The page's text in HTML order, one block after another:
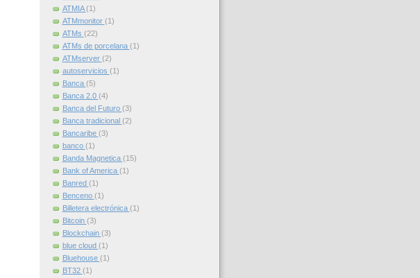
ATMIA(1)
ATMmonitor (1)
ATMs (22)
ATMs de porcelana (1)
ATMserver (2)
autoservicios (1)
Banca (5)
Banca 2.0 (4)
Banca del Futuro (3)
Banca tradicional (2)
Bancaribe (3)
banco (1)
Banda Magnetica (15)
Bank of America (1)
Banred (1)
Benceno (1)
Billetera electrónica (1)
Bitcoin (3)
Blockchain (3)
blue cloud (1)
Bluehouse (1)
BT32 (1)